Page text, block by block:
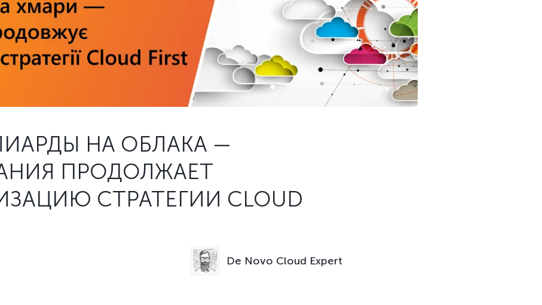
НА ОБЛАКА —
ПРОДОЛЖАЕТ
СТРАТЕГИИ CLOUD
De Novo Cloud Expert